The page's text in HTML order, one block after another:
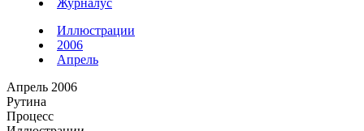
Журналус
Иллюстрации
2006
Апрель
Апрель 2006
Рутина
Процесс